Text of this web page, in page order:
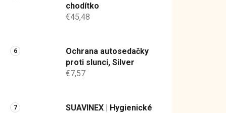
chodítko
€45,48
Ochrana autosedačky
proti slunci, Silver
€7,57
SUAVINEX | Hygienické